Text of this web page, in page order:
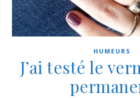
HUMEURS
J’ai testé le